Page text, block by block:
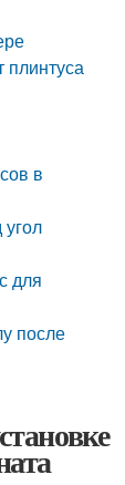
плинтуса
в
для
после